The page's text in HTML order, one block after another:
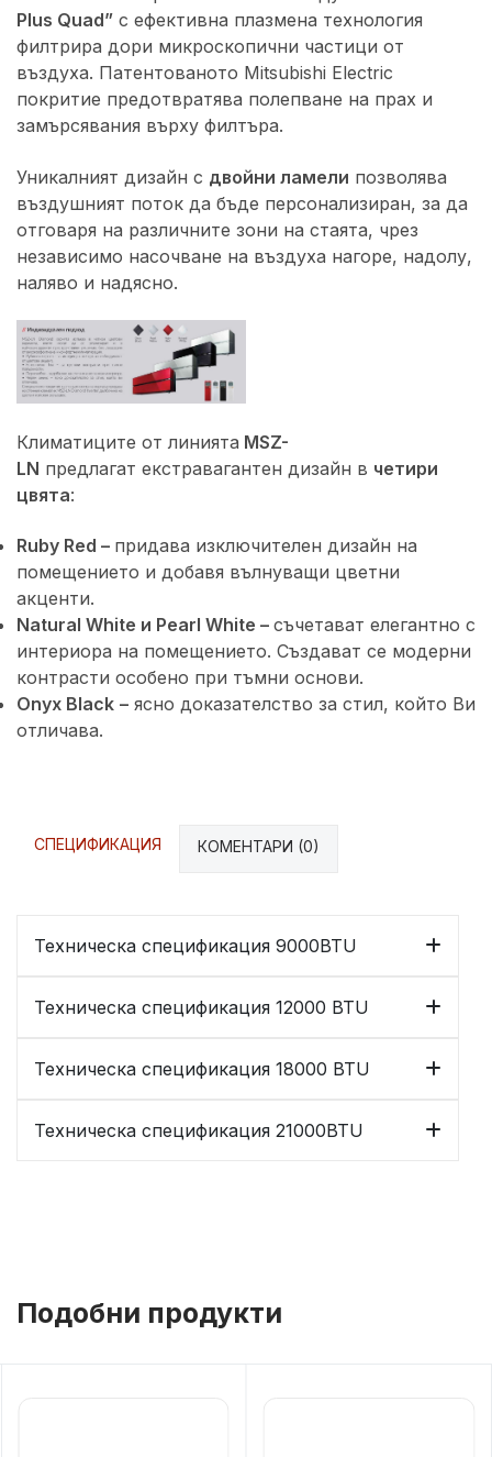
Plus Quad” с ефективна плазмена технология
филтрира дори микроскопични частици от
въздуха. Патентованото Mitsubishi Electric
покритие предотвратява полепване на прах и
замърсявания върху филтъра.
Уникалният дизайн с двойни ламели позволява
въздушният поток да бъде персонализиран, за да
отговаря на различните зони на стаята, чрез
независимо насочване на въздуха нагоре, надолу,
наляво и надясно.
Климатиците от линията MSZ-
LN предлагат екстравагантен дизайн в четири
цвята:
Ruby Red – придава изключителен дизайн на
помещението и добавя вълнуващи цветни
акценти.
Natural White и Pearl White – съчетават елегантно с
интериора на помещението. Създават се модерни
контрасти особено при тъмни основи.
Onyx Black – ясно доказателство за стил, който Ви
отличава.
СПЕЦИФИКАЦИЯ КОМЕНТАРИ (0)
Техническа спецификация 9000BTU
Техническа спецификация 12000 BTU
Техническа спецификация 18000 BTU
Техническа спецификация 21000BTU
Подобни продукти